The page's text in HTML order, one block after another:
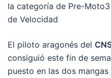
la categoría de Pre-
de Velocidad
El piloto aragonés del
consiguió este fin de
puesto en las dos